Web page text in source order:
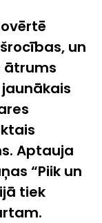
un
ātrums
Aptauja
“Piik un
tiek